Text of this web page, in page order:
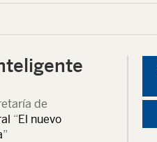
de
“El nuevo
”